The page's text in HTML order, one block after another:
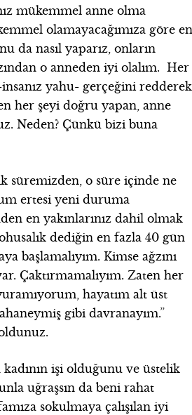
mükemmel anne olma
olamayacağımıza göre
da nasıl yaparız, onların
o anneden iyi olalım. Her
insanız yahu- gerçeğini redderek
her şeyi doğru yapan, anne
Neden? Çünkü bizi buna
süremizden, o süre içinde ne
ertesi yeni duruma
en yakınlarınız dahil olmak
dediğin en fazla 40 gün
başlamalıyım. Kimse ağzını
Çaktırmamalıyım. Zaten her
hayatım alt üst
gibi davranayım.”
kadının işi olduğunu ve üstelik
uğraşsın da beni rahat
sokulmaya çalışılan iyi